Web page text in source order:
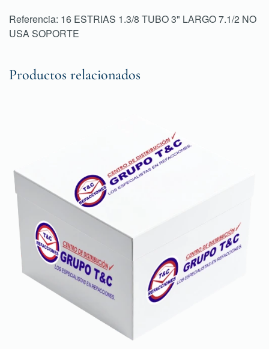
Referencia: 16 ESTRIAS 1.3/8 TUBO 3" LARGO 7.1/2 NO
USA SOPORTE
Productos relacionados